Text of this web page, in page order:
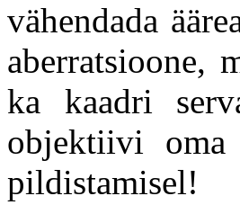
vähendada
aberratsioone,
ka kaadri
objektiivi oma
pildistamisel!